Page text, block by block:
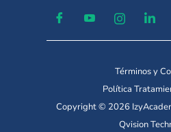
Términos y
Política
Copyright © 2026
Qvision